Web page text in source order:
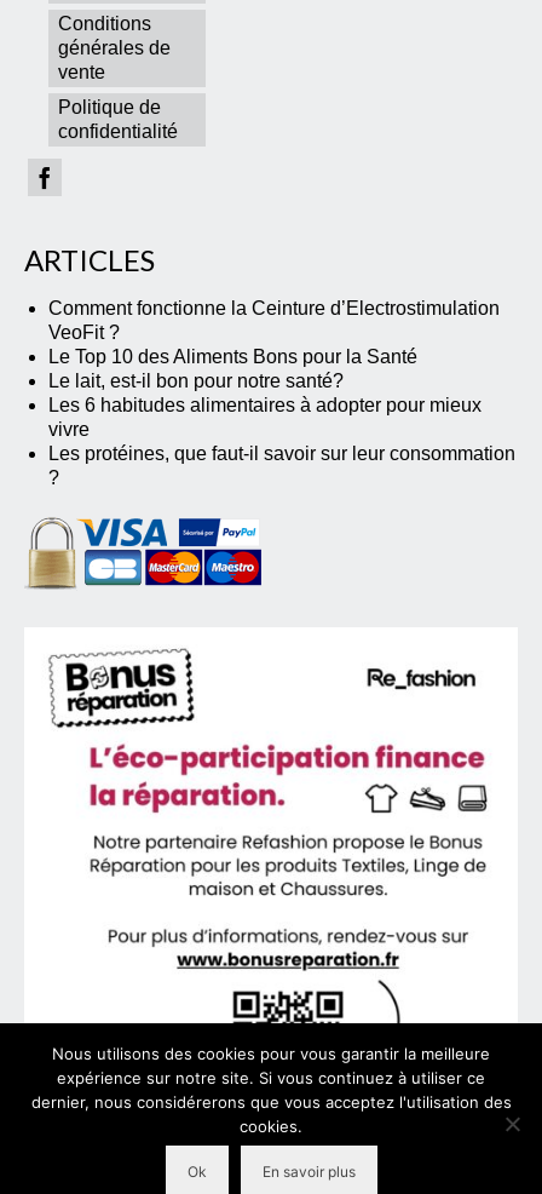
Conditions
générales de
vente
Politique de
confidentialité
ARTICLES
Comment fonctionne la Ceinture d’Electrostimulation
VeoFit ?
Le Top 10 des Aliments Bons pour la Santé
Le lait, est-il bon pour notre santé?
Les 6 habitudes alimentaires à adopter pour mieux
vivre
Les protéines, que faut-il savoir sur leur consommation
?
© 2026 VeoFit - WordPress Theme by Kadence WP
Nous utilisons des cookies pour vous garantir la meilleure
expérience sur notre site. Si vous continuez à utiliser ce
dernier, nous considérerons que vous acceptez l'utilisation des
cookies.
Ok En savoir plus